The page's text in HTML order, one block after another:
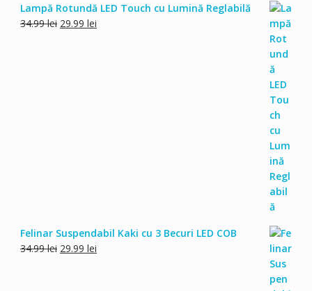
Lampă Rotundă LED Touch cu Lumină Reglabilă
34.99lei Prețul
29.99 leiPrețul
Felinar Suspendabil Kaki cu 3 Becuri LED COB
34.99lei Prețul
29.99 leiPrețul